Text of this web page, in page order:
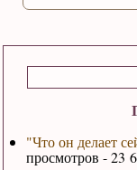
"Что он делает
просмотров - 23